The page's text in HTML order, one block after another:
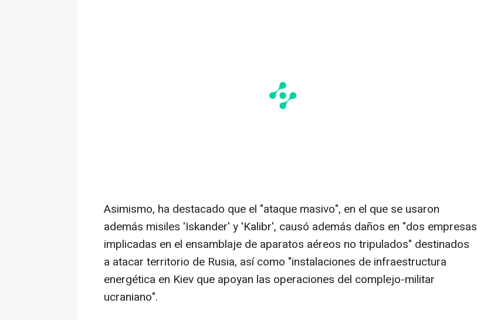
Asimismo, ha destacado que el "ataque masivo", en el que se usaron
además misiles 'Iskander' y 'Kalibr', causó además daños en "dos empresas
implicadas en el ensamblaje de aparatos aéreos no tripulados" destinados
a atacar territorio de Rusia, así como "instalaciones de infraestructura
energética en Kiev que apoyan las operaciones del complejo-militar
ucraniano".